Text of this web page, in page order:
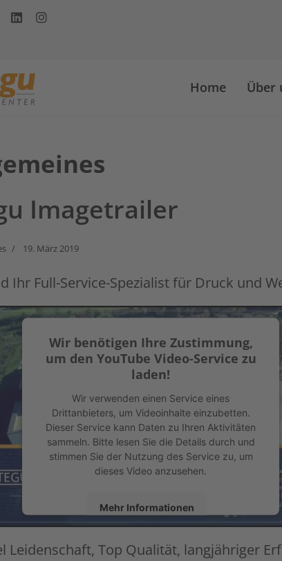
Home Über
Imagetrailer
19. März 2019
Ihr Full-Service-Spezialist für Druck und
Wir benötigen Ihre Zustimmung,
um den YouTube Video-Service zu
laden!
Wir verwenden einen Service eines
Drittanbieters, um Videoinhalte einzubetten.
Dieser Service kann Daten zu Ihren Aktivitäten
sammeln. Bitte lesen Sie die Details durch und
stimmen Sie der Nutzung des Service zu, um
dieses Video anzusehen.
Mehr Informationen
Akzeptieren
Leidenschaft, Top Qualität, langjähriger